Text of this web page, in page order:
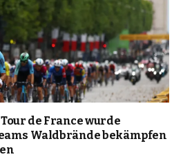
de France wurde
Waldbrände bekämpfen